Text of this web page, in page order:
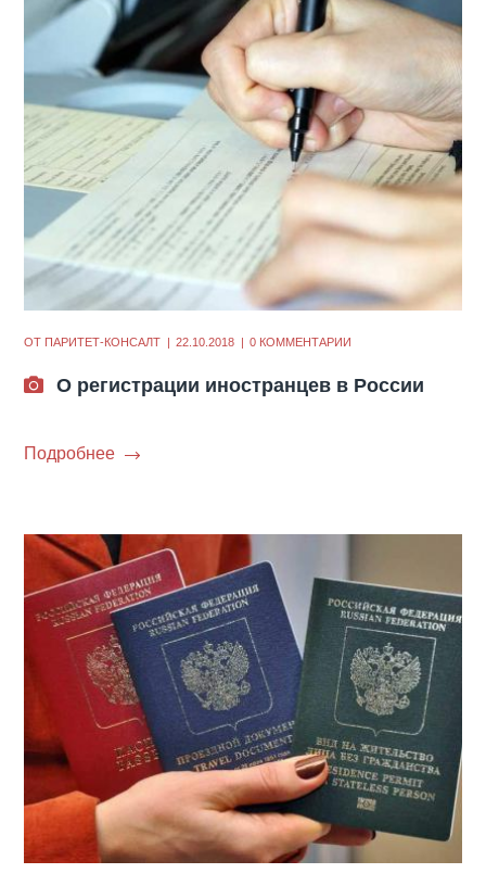
ОТ ПАРИТЕТ-КОНСАЛТ 22.10.2018 0 КОММЕНТАРИИ
О регистрации иностранцев в России
Подробнее